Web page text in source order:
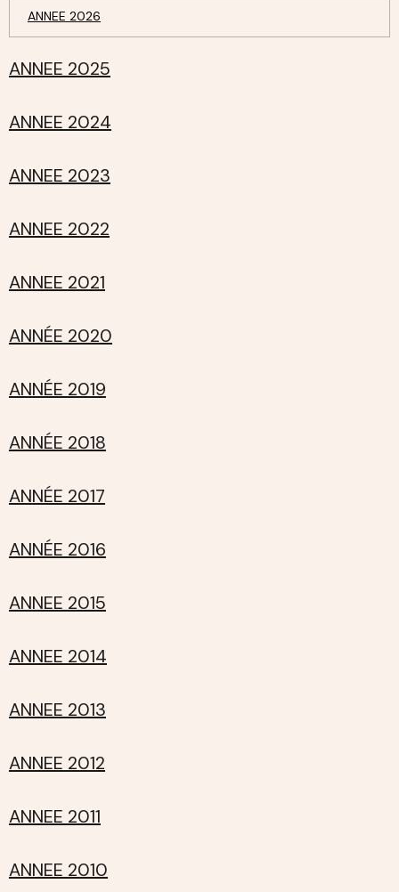
ANNEE 2026
ANNEE 2025
ANNEE 2024
ANNEE 2023
ANNEE 2022
ANNEE 2021
ANNÉE 2020
ANNÉE 2019
ANNÉE 2018
ANNÉE 2017
ANNÉE 2016
ANNEE 2015
ANNEE 2014
ANNEE 2013
ANNEE 2012
ANNEE 2011
ANNEE 2010